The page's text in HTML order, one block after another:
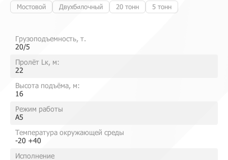
Мостовой Двухбалочный 20 тонн 5 тонн
Грузоподъемность, т.
20/5
Пролёт Lк, м:
22
Высота подъёма, м:
16
Режим работы
A5
Температура окружающей среды
-20 +40
Исполнение